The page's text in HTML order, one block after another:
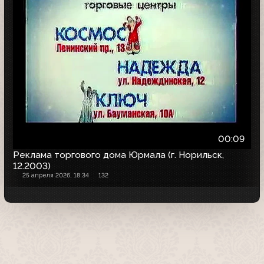
00:09
Реклама торгового дома Юрмала (г. Норильск,
12.2003)
25 апреля 2026, 18:34 132